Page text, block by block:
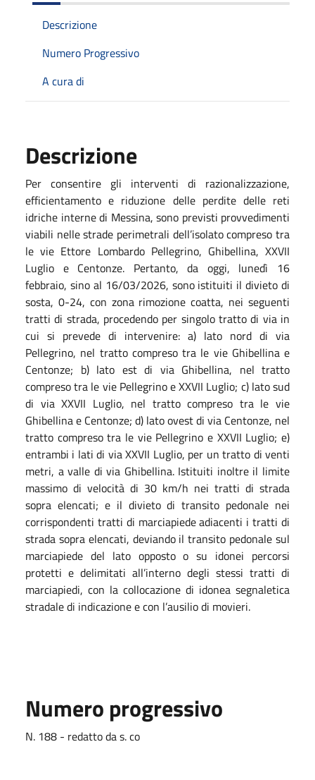
Descrizione
Numero Progressivo
A cura di
Descrizione
Per consentire gli interventi di razionalizzazione,
efficientamento e riduzione delle perdite delle reti
idriche interne di Messina, sono previsti provvedimenti
viabili nelle strade perimetrali dell’isolato compreso tra
le vie Ettore Lombardo Pellegrino, Ghibellina, XXVII
Luglio e Centonze. Pertanto, da oggi, lunedì 16
febbraio, sino al 16/03/2026, sono istituiti il divieto di
sosta, 0-24, con zona rimozione coatta, nei seguenti
tratti di strada, procedendo per singolo tratto di via in
cui si prevede di intervenire: a) lato nord di via
Pellegrino, nel tratto compreso tra le vie Ghibellina e
Centonze; b) lato est di via Ghibellina, nel tratto
compreso tra le vie Pellegrino e XXVII Luglio; c) lato sud
di via XXVII Luglio, nel tratto compreso tra le vie
Ghibellina e Centonze; d) lato ovest di via Centonze, nel
tratto compreso tra le vie Pellegrino e XXVII Luglio; e)
entrambi i lati di via XXVII Luglio, per un tratto di venti
metri, a valle di via Ghibellina. Istituiti inoltre il limite
massimo di velocità di 30 km/h nei tratti di strada
sopra elencati; e il divieto di transito pedonale nei
corrispondenti tratti di marciapiede adiacenti i tratti di
strada sopra elencati, deviando il transito pedonale sul
marciapiede del lato opposto o su idonei percorsi
protetti e delimitati all’interno degli stessi tratti di
marciapiedi, con la collocazione di idonea segnaletica
stradale di indicazione e con l’ausilio di movieri.
Numero progressivo
N. 188 - redatto da s. co